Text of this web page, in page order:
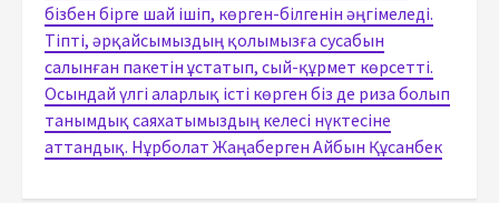
бізбен бірге шай ішіп, көрген-білгенін әңгімеледі.
Тіпті, әрқайсымыздың қолымызға сусабын
салынған пакетін ұстатып, сый-құрмет көрсетті.
Осындай үлгі аларлық істі көрген біз де риза болып
танымдық саяхатымыздың келесі нүктесіне
аттандық. Нұрболат Жаңаберген Айбын Құсанбек